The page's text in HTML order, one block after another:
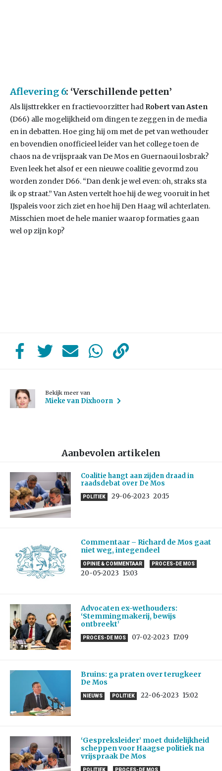
Aflevering 6: ‘Verschillende petten’
Als lijsttrekker en fractievoorzitter had Robert van Asten
(D66) alle mogelijkheid om dingen te zeggen in de media
en in debatten. Hoe ging hij om met de pet van wethouder
en bovendien onofficieel leider van het college toen de
chaos na de vrijspraak van De Mos en Guernaoui losbrak?
Even leek het alsof er een nieuwe coalitie gevormd zou
worden zonder D66. “Dan denk je wel even: oh, straks sta
ik op straat.” Van Asten vertelt hoe hij de weg vooruit in het
IJspaleis voor zich ziet en hoe hij Den Haag wil achterlaten.
Misschien moet de hele manier waarop formaties gaan
wel op zijn kop?
Bekijk meer van
Mieke van Dixhoorn
Aanbevolen artikelen
Coalitie hangt aan zijden draad in
raadsdebat over De Mos
POLITIEK 29-06-2023 20:15
Commentaar – Richard de Mos gaat
niet weg, integendeel
OPINIE & COMMENTAAR PROCES-DE MOS
20-05-2023 15:03
Advocaten ex-wethouders:
‘Stemmingmakerij, bewijs
ontbreekt’
PROCES-DE MOS 07-02-2023 17:09
Bruins: ga praten over terugkeer
De Mos
NIEUWS POLITIEK 22-06-2023 15:02
‘Gespreksleider’ moet duidelijkheid
scheppen voor Haagse politiek na
vrijspraak De Mos